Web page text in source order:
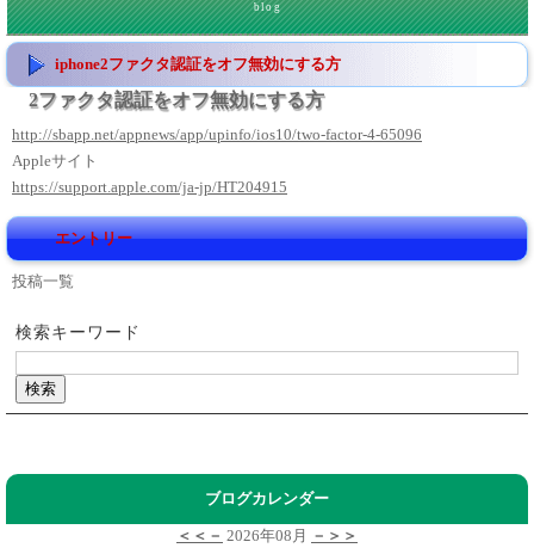
blog
iphone2ファクタ認証をオフ無効にする方
2ファクタ認証をオフ無効にする方
http://sbapp.net/appnews/app/upinfo/ios10/two-factor-4-65096
Appleサイト
https://support.apple.com/ja-jp/HT204915
エントリー
投稿一覧
検索キーワード
ブログカレンダー
＜＜－ 2026年08月 －＞＞